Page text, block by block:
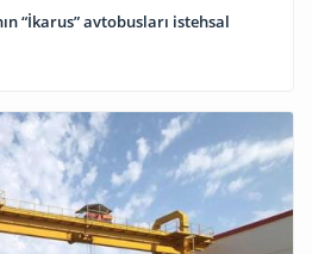
“İkarus” avtobusları istehsal